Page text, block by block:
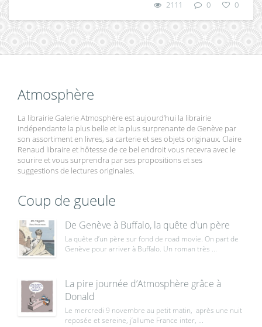
2111 0 0
Atmosphère
La librairie Galerie Atmosphère est aujourd’hui la librairie
indépendante la plus belle et la plus surprenante de Genève par
son assortiment en livres, sa carterie et ses objets originaux. Claire
Renaud libraire et hôtesse de ce bel endroit vous recevra avec le
sourire et vous surprendra par ses propositions et ses
suggestions de lectures originales.
Coup de gueule
De Genève à Buffalo, la quête d’un père
La quête d’un père sur fond de road movie. On part de
Genève pour arriver à Buffalo. Un roman très ...
La pire journée d’Atmosphère grâce à
Donald
Le mercredi 9 novembre au petit matin, après une nuit
reposée et sereine, j’allume France inter, ...